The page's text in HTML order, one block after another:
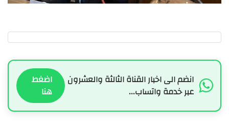
انضم الى اخبار القناة الثالثة والعشرون
عبر خدمة واتساب...
اضغط
هنا